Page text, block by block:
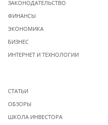
ЗАКОНОДАТЕЛЬСТВО
ФИНАНСЫ
ЭКОНОМИКА
БИЗНЕС
ИНТЕРНЕТ И ТЕХНОЛОГИИ
СТАТЬИ
ОБЗОРЫ
ШКОЛА ИНВЕСТОРА